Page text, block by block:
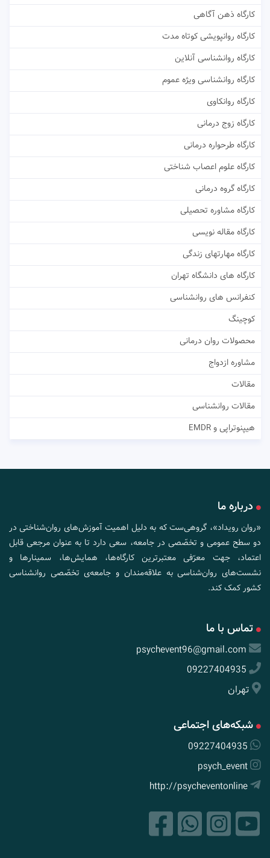
کارگاه ذهن آگاهی
کارگاه روانپویشی کوتاه مدت
کارگاه روانشناسی آنلاین
کارگاه روانشناسی ویژه عموم
کارگاه روانکاوی
کارگاه زوج درمانی
کارگاه طرحواره درمانی
کارگاه علوم اعصاب شناختی
کارگاه گروه درمانی
کارگاه مشاوره تحصیلی
کارگاه مقاله نویسی
کارگاه مهارتهای زندگی
کارگاه های دانشگاه تهران
کنفرانس های روانشناسی
کوچینگ
محصولات روان درمانی
مشاوره ازدواج
مقالات
مقالات روانشناسی
هیپنوتراپی و EMDR
درباره ما
«روان رویداد»، گروهی‌ست که به دلیل اهمیت آموزش‌های روان‌شناختی در
دو سطح عمومی و تخصّصی در جامعه، سعی دارد تا به عنوان مرجعی قابل
اعتماد، جهت معرّفی معتبرترین کارگاه‌ها، همایش‌ها، سمینارها و
نشست‌های روان‌شناسی به علاقه‌مندان و جامعه‌ی تخصّصی روانشناسی
کشور کمک کند.
تماس با ما
psychevent96@gmail.com
09227404935
تهران
شبکه‌های اجتماعی
09227404935
psych_event
http://psycheventonline